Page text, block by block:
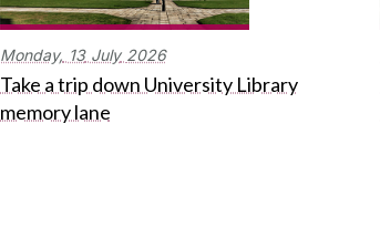
Monday, 13 July 2026
Take a trip down University Library
memory lane